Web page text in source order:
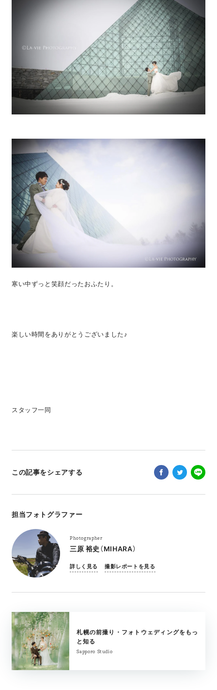
寒い中ずっと笑顔だったおふたり。
楽しい時間をありがとうございました♪
スタッフ一同
この記事をシェアする
担当フォトグラファー
Photographer
三原 裕史（MIHARA）
詳しく見る 撮影レポートを見る
札幌の前撮り・フォトウェディングをもっ
と知る
Sapporo Studio